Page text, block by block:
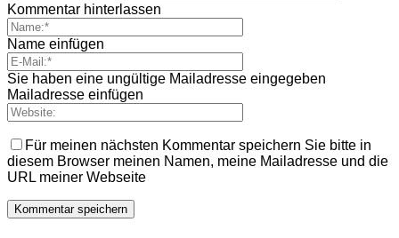
Kommentar hinterlassen
Name einfügen
Sie haben eine ungültige Mailadresse eingegeben
Mailadresse einfügen
Für meinen nächsten Kommentar speichern Sie bitte in
diesem Browser meinen Namen, meine Mailadresse und die
URL meiner Webseite